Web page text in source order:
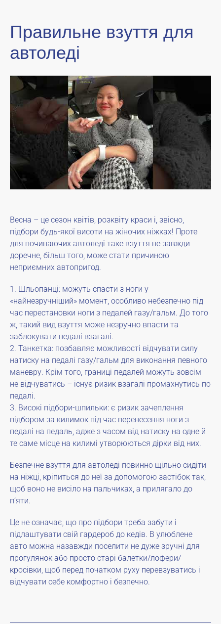
Правильне взуття для
автоледі
Весна – це сезон квітів, розквіту краси і, звісно,
підбори будь-якої висоти на жіночих ніжках! Проте
для починаючих автоледі таке взуття не завжди
доречне, більш того, може стати причиною
неприємних автопригод.
1. Шльопанці: можуть спасти з ноги у
«найнезручніший» момент, особливо небезпечно під
час перестановки ноги з педалей газу/гальм. До того
ж, такий вид взуття може незручно впасти та
заблокувати педалі взагалі.
2. Танкетка: позбавляє можливості відчувати силу
натиску на педалі газу/гальм для виконання певного
маневру. Крім того, границі педалей можуть зовсім
не відчуватись – існує ризик взагалі промахнутись по
педалі.
3. Високі підбори-шпильки: є ризик зачеплення
підбором за килимок під час перенесення ноги з
педалі на педаль, адже з часом від натиску на одне й
те саме місце на килимі утворюються дірки від них.
Безпечне взуття для автоледі повинно щільно сидіти
на ніжці, кріпиться до неї за допомогою застібок так,
щоб воно не висіло на пальчиках, а прилягало до
пʼяти.
Це не означає, що про підбори треба забути і
підлаштувати свій гардероб до кедів. В улюблене
авто можна назавжди поселити не дуже зручні для
прогулянок або просто старі балетки/лофери/
кросівки, щоб перед початком руху перевзуватись і
відчувати себе комфортно і безпечно.